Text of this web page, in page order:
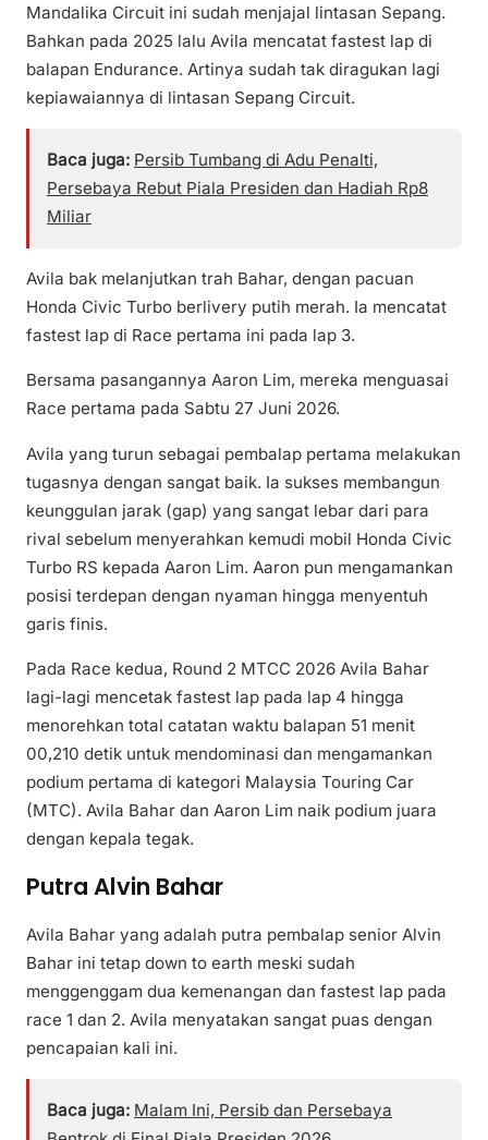
Mandalika Circuit ini sudah menjajal lintasan Sepang.
Bahkan pada 2025 lalu Avila mencatat fastest lap di
balapan Endurance. Artinya sudah tak diragukan lagi
kepiawaiannya di lintasan Sepang Circuit.
Baca juga: Persib Tumbang di Adu Penalti,
Persebaya Rebut Piala Presiden dan Hadiah Rp8
Miliar
Avila bak melanjutkan trah Bahar, dengan pacuan
Honda Civic Turbo berlivery putih merah. Ia mencatat
fastest lap di Race pertama ini pada lap 3.
Bersama pasangannya Aaron Lim, mereka menguasai
Race pertama pada Sabtu 27 Juni 2026.
Avila yang turun sebagai pembalap pertama melakukan
tugasnya dengan sangat baik. Ia sukses membangun
keunggulan jarak (gap) yang sangat lebar dari para
rival sebelum menyerahkan kemudi mobil Honda Civic
Turbo RS kepada Aaron Lim. Aaron pun mengamankan
posisi terdepan dengan nyaman hingga menyentuh
garis finis.
Pada Race kedua, Round 2 MTCC 2026 Avila Bahar
lagi-lagi mencetak fastest lap pada lap 4 hingga
menorehkan total catatan waktu balapan 51 menit
00,210 detik untuk mendominasi dan mengamankan
podium pertama di kategori Malaysia Touring Car
(MTC). Avila Bahar dan Aaron Lim naik podium juara
dengan kepala tegak.
Putra Alvin Bahar
Avila Bahar yang adalah putra pembalap senior Alvin
Bahar ini tetap down to earth meski sudah
menggenggam dua kemenangan dan fastest lap pada
race 1 dan 2. Avila menyatakan sangat puas dengan
pencapaian kali ini.
Baca juga: Malam Ini, Persib dan Persebaya